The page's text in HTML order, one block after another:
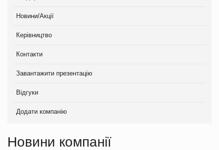
Новини/Акції
Керівництво
Контакти
Завантажити презентацію
Відгуки
Додати компанію
Новини компанії